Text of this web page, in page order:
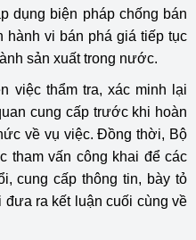
dụng biện pháp chống bán
hành vi bán phá giá tiếp tục
sản xuất trong nước.
việc thẩm tra, xác minh lại
cung cấp trước khi hoàn
về vụ việc. Đồng thời, Bộ
tham vấn công khai để các
cung cấp thông tin, bày tỏ
ra kết luận cuối cùng về